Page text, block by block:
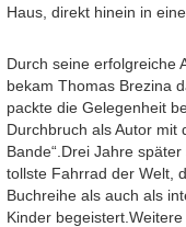
Haus, direkt hinein in eine
Durch seine erfolgreiche
bekam Thomas Brezina
packte die Gelegenheit
Durchbruch als Autor mit
Bande“.Drei Jahre
tollste Fahrrad der Welt,
Buchreihe als auch als
Kinder